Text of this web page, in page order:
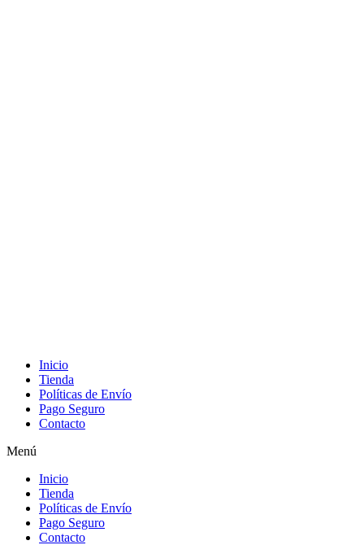
Inicio
Tienda
Políticas de Envío
Pago Seguro
Contacto
Menú
Inicio
Tienda
Políticas de Envío
Pago Seguro
Contacto